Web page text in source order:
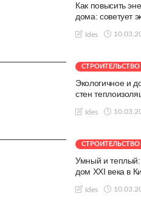
Как повысить
дома: советует
Ides
СТРОИТЕЛЬСТВО
Экологичное и
стен
Ides
СТРОИТЕЛЬСТВО
Умный и
дом XXI века в
Ides